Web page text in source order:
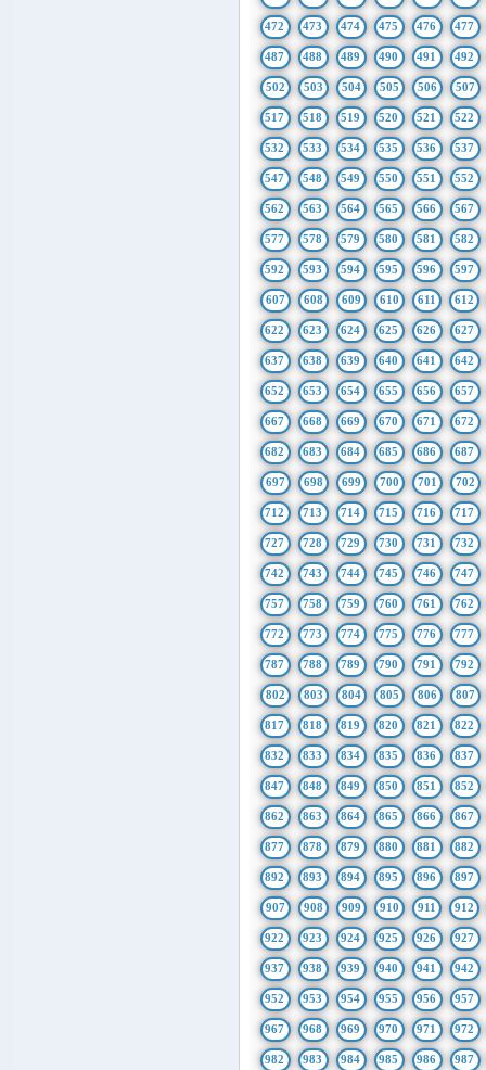
472 473 474 475 476 477
487 488 489 490 491 492
502 503 504 505 506 507
517 518 519 520 521 522
532 533 534 535 536 537
547 548 549 550 551 552
562 563 564 565 566 567
577 578 579 580 581 582
592 593 594 595 596 597
607 608 609 610 611 612
622 623 624 625 626 627
637 638 639 640 641 642
652 653 654 655 656 657
667 668 669 670 671 672
682 683 684 685 686 687
697 698 699 700 701 702
712 713 714 715 716 717
727 728 729 730 731 732
742 743 744 745 746 747
757 758 759 760 761 762
772 773 774 775 776 777
787 788 789 790 791 792
802 803 804 805 806 807
817 818 819 820 821 822
832 833 834 835 836 837
847 848 849 850 851 852
862 863 864 865 866 867
877 878 879 880 881 882
892 893 894 895 896 897
907 908 909 910 911 912
922 923 924 925 926 927
937 938 939 940 941 942
952 953 954 955 956 957
967 968 969 970 971 972
982 983 984 985 986 987